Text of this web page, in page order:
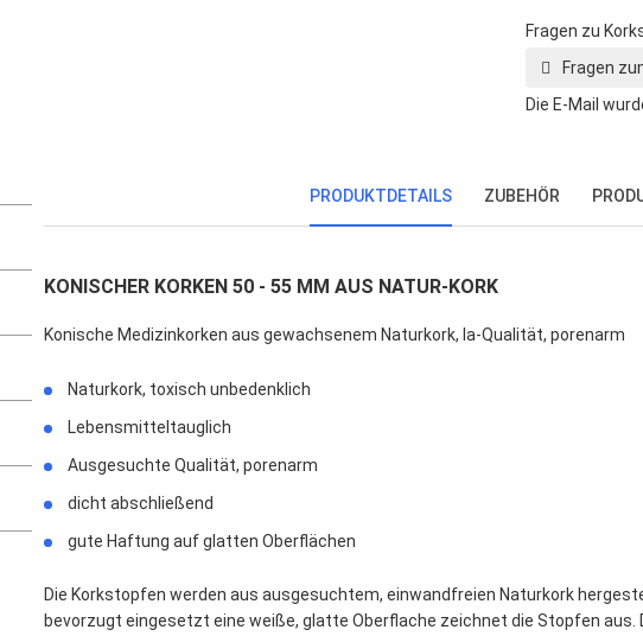
Fragen zu
Fragen
Die E-Mail
PRODUKTDETAILS ZUBEHÖR
KONISCHER KORKEN 50 - 55 MM AUS NATUR-KORK
Konische Medizinkorken aus gewachsenem Naturkork, Ia-Qualität, porenarm
Naturkork, toxisch unbedenklich
Lebensmitteltauglich
Ausgesuchte Qualität, porenarm
dicht abschließend
gute Haftung auf glatten Oberflächen
Die Korkstopfen werden aus ausgesuchtem, einwandfreien Naturkork
bevorzugt eingesetzt eine weiße, glatte Oberflache zeichnet die Stopfen aus.